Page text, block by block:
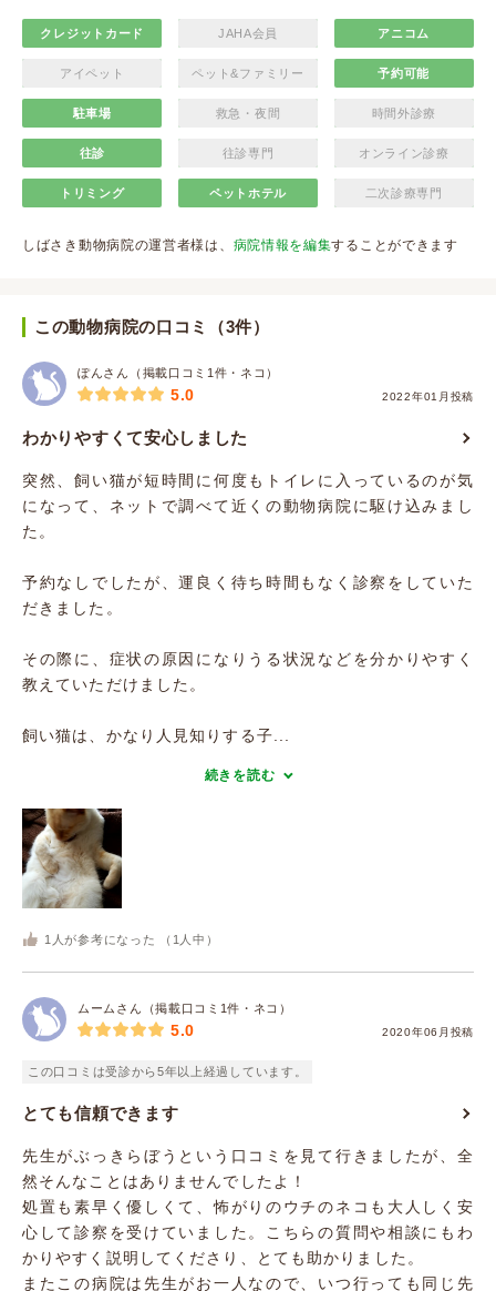
クレジットカード JAHA会員 アニコム
アイペット ペット&ファミリー 予約可能
駐車場 救急・夜間 時間外診療
往診 往診専門 オンライン診療
トリミング ペットホテル 二次診療専門
しばさき動物病院の運営者様は、 病院情報を編集することができます
この動物病院の口コミ（3件）
ぽんさん（掲載口コミ1件・ネコ）
2022年01月投稿
5.0
わかりやすくて安心しました
突然、飼い猫が短時間に何度もトイレに入っているのが気
になって、ネットで調べて近くの動物病院に駆け込みまし
た。
予約なしでしたが、運良く待ち時間もなく診察をしていた
だきました。
その際に、症状の原因になりうる状況などを分かりやすく
教えていただけました。
飼い猫は、かなり人見知りする子...
続きを読む
1 人が参考になった （ 1 人中）
ムームさん（掲載口コミ1件・ネコ）
2020年06月投稿
5.0
この口コミは受診から5年以上経過しています。
とても信頼できます
先生がぶっきらぼうという口コミを見て行きましたが、全
然そんなことはありませんでしたよ！
処置も素早く優しくて、怖がりのウチのネコも大人しく安
心して診察を受けていました。こちらの質問や相談にもわ
かりやすく説明してくださり、とても助かりました。
またこの病院は先生がお一人なので、いつ行っても同じ先